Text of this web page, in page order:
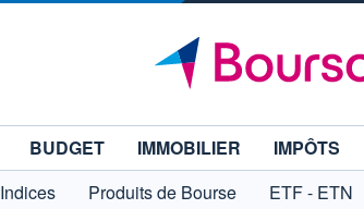
BUDGET IMMOBILIER IMPÔTS
Indices Produits de Bourse ETF - ETN